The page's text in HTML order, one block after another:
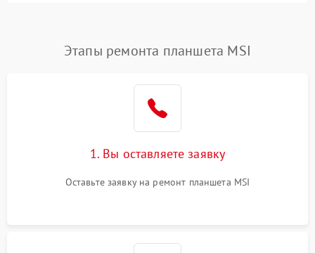
Сеть и интернет
Память и данные
Режим работы
Этапы ремонта планшета MSI
1. Вы оставляете заявку
Оставьте заявку на ремонт планшета MSI